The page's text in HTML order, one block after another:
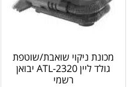
מכונת ניקוי שואבת/שוטפת
גולד ליין ATL-2320 יבואן
רשמי